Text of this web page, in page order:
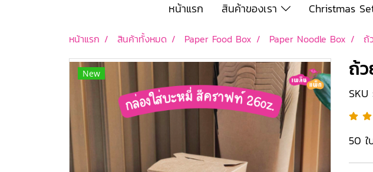
หน้าแรก สินค้าของเรา Christmas
หน้าแรก สินค้าทั้งหมด Paper Food Box Paper Noodle Box ถ้
New ถ้
50